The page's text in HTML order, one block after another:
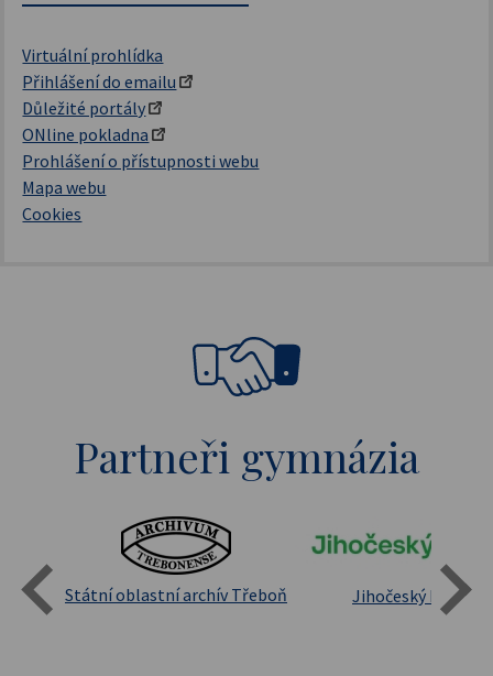
Virtuální prohlídka
Přihlášení do emailu
Důležité portály
ONline pokladna
Prohlášení o přístupnosti webu
Mapa webu
Cookies
Partneři gymnázia
Státní oblastní archív Třeboň Jihočeský kraj